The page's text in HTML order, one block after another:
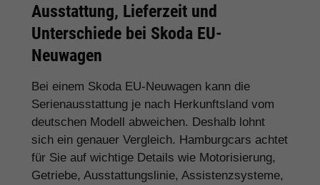
Ausstattung, Lieferzeit und
Unterschiede bei Skoda EU-
Neuwagen
Bei einem Skoda EU-Neuwagen kann die
Serienausstattung je nach Herkunftsland vom
deutschen Modell abweichen. Deshalb lohnt
sich ein genauer Vergleich. Hamburgcars achtet
für Sie auf wichtige Details wie Motorisierung,
Getriebe, Ausstattungslinie, Assistenzsysteme,